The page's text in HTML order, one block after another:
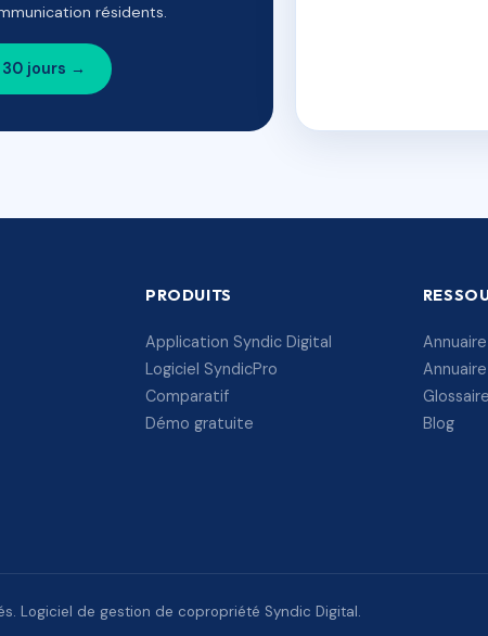
résidents.
jours →
PRODUITS
Application Syndic Digital
Logiciel SyndicPro
Comparatif
Démo gratuite
Blog
Logiciel de gestion de copropriété Syndic Digital.